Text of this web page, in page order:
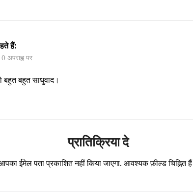
हैं:
अपराह्न पर
बहुत बहुत साधुवाद।
प्रातिक्रिया दे
ईमेल पता प्रकाशित नहीं किया जाएगा. आवश्यक फ़ील्ड चिह्नित हैं